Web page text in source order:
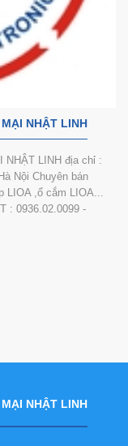
NHẬT LINH
NHẬT LINH địa chỉ :
Nội Chuyên bán
LIOA ,ổ cắm LIOA...
: 0936.02.0099 -
NHẬT LINH